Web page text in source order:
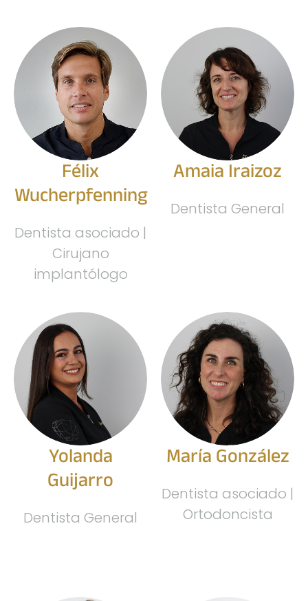
Félix
Wucherpfenning
Dentista asociado |
Cirujano
implantólogo
Amaia Iraizoz
Dentista General
Yolanda
Guijarro
Dentista General
María González
Dentista asociado |
Ortodoncista